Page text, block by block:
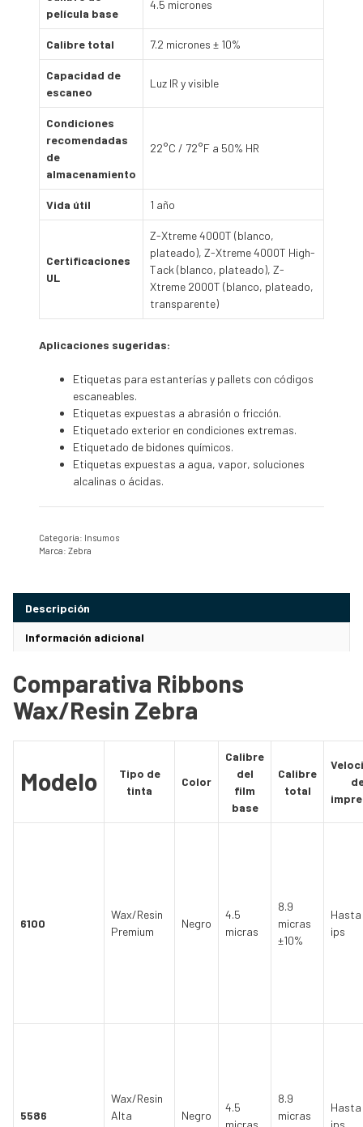
película base
4.5 micrones
Calibre total 7.2 micrones ± 10%
Capacidad de
escaneo
Luz IR y visible
Condiciones
recomendadas
de
almacenamiento
22°C / 72°F a 50% HR
Vida útil 1 año
Certificaciones
UL
Z-Xtreme 4000T (blanco,
plateado), Z-Xtreme 4000T High-
Tack (blanco, plateado), Z-
Xtreme 2000T (blanco, plateado,
transparente)
Aplicaciones sugeridas:
Etiquetas para estanterías y pallets con códigos
escaneables.
Etiquetas expuestas a abrasión o fricción.
Etiquetado exterior en condiciones extremas.
Etiquetado de bidones químicos.
Etiquetas expuestas a agua, vapor, soluciones
alcalinas o ácidas.
Categoría: Insumos
Marca: Zebra
Descripción
Información adicional
Comparativa Ribbons
Wax/Resin Zebra
Modelo
Tipo de
tinta
Color
Calibre
del
film
base
Calibre
total
6100
Wax/Resin
Premium
Negro
4.5
micras
8.9
micras
±10%
ips
5586
Wax/Resin
Alta
Negro
4.5
micras
8.9
micras
ips